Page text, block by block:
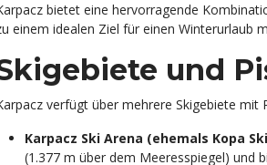
bietet eine hervorragende
einem idealen Ziel für einen Winterurlaub
und
verfügt über mehrere Skigebiete mit
Karpacz Ski Arena (ehemals Kopa
(1.377 m über dem Meeresspiegel) und